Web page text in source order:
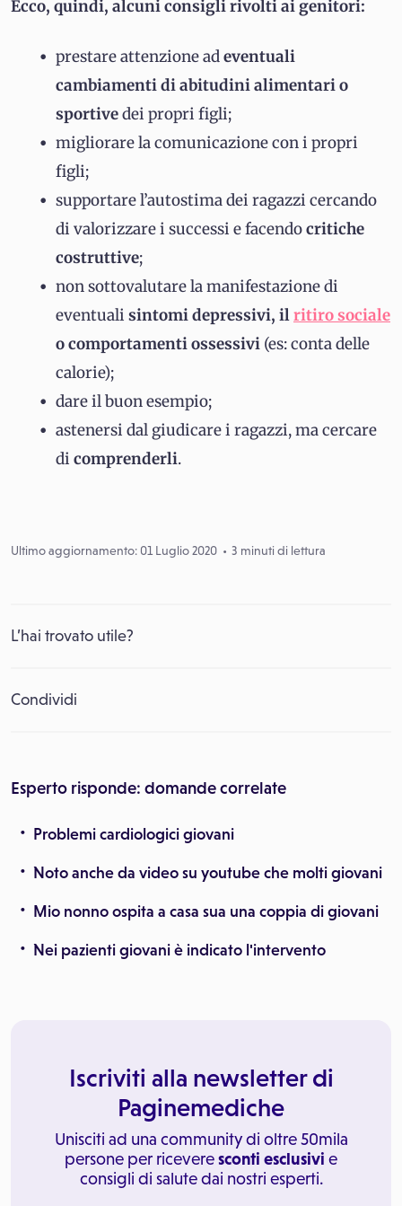
Ecco, quindi, alcuni consigli rivolti ai genitori:
prestare attenzione adeventuali
cambiamenti di abitudini alimentari o
sportivedei propri figli;
migliorare la comunicazione con i propri
figli;
supportare l’autostima dei ragazzi cercando
di valorizzare i successi e facendocritiche
costruttive;
non sottovalutare la manifestazione di
eventuali sintomi depressivi, ilritiro sociale
o comportamenti ossessivi (es: conta delle
calorie);
dare il buon esempio;
astenersi dal giudicare i ragazzi, ma cercare
di comprenderli.
Ultimo aggiornamento: 01 Luglio 2020 3 minuti di lettura
L’hai trovato utile?
Condividi
Esperto risponde: domande correlate
Problemi cardiologici giovani
Noto anche da video su youtube che molti giovani
Mio nonno ospita a casa sua una coppia di giovani
Nei pazienti giovani è indicato l'intervento
Iscriviti alla newsletter di
Paginemediche
Unisciti ad una community di oltre 50mila
persone per riceveresconti esclusivi e
consigli di salute dai nostri esperti.